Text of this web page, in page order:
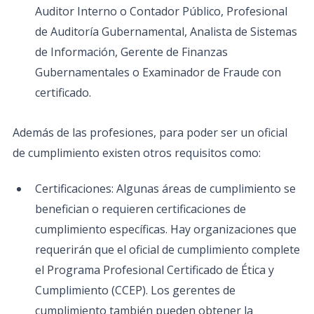
Auditor Interno o Contador Público, Profesional
de Auditoría Gubernamental, Analista de Sistemas
de Información, Gerente de Finanzas
Gubernamentales o Examinador de Fraude con
certificado.
Además de las profesiones, para poder ser un oficial
de cumplimiento existen otros requisitos como:
Certificaciones: Algunas áreas de cumplimiento se
benefician o requieren certificaciones de
cumplimiento específicas. Hay organizaciones que
requerirán que el oficial de cumplimiento complete
el Programa Profesional Certificado de Ética y
Cumplimiento (CCEP). Los gerentes de
cumplimiento también pueden obtener la